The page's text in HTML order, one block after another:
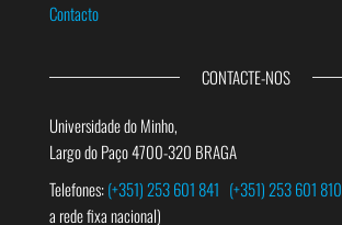
Contacto
CONTACTE-NOS
Universidade do Minho,
Largo do Paço 4700-320 BRAGA
Telefones:(+351) 253 601 841 (+351) 253 601 810
a rede fixa nacional)